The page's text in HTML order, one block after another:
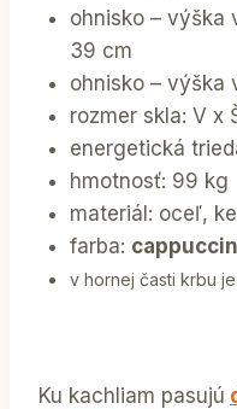
ohnisko – výška
39 cm
ohnisko – výška
rozmer skla: V x
energetická
hmotnosť: 99 kg
materiál: oceľ,
farba:
v hornej časti krbu
Ku kachliam pasujú